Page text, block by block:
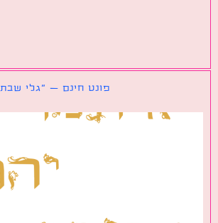
פונט חינם – ״גלי שבת שלום״